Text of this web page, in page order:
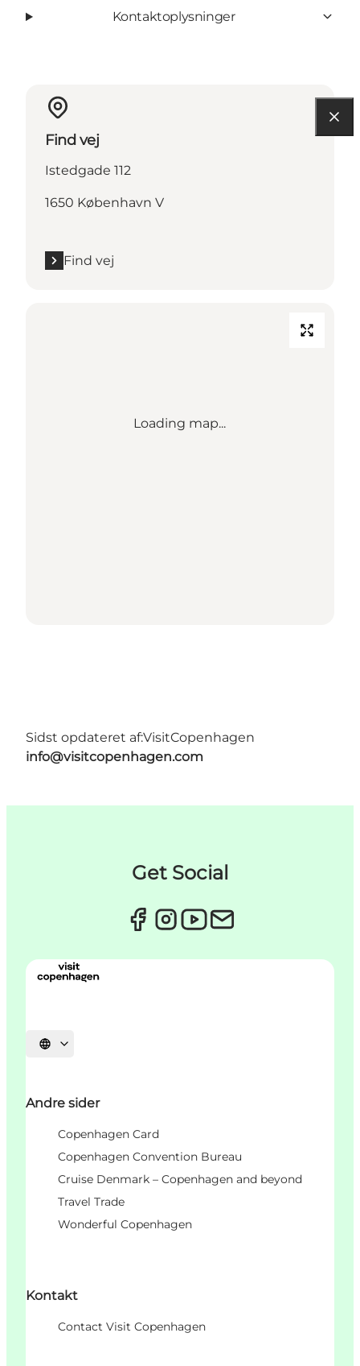
Kontaktoplysninger
Find vej
Istedgade 112
1650 København V
Find vej
Loading map...
Sidst opdateret af:VisitCopenhagen
info@visitcopenhagen.com
Get Social
Vælg sprog
Andre sider
Copenhagen Card
Copenhagen Convention Bureau
Cruise Denmark – Copenhagen and beyond
Travel Trade
Wonderful Copenhagen
Kontakt
Contact Visit Copenhagen